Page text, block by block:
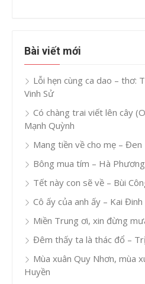
Bài viết mới
Lỗi hẹn cùng ca dao – thơ:
Vinh Sử
Có chàng trai viết lên cây
Mạnh Quỳnh
Mang tiền về cho mẹ – Đen
Bông mua tím – Hà Phương
Tết này con sẽ về – Bùi
Cô ấy của anh ấy – Kai Đinh
Miền Trung ơi, xin đừng
Đêm thấy ta là thác đổ –
Mùa xuân Quy Nhơn, mùa
Huyền